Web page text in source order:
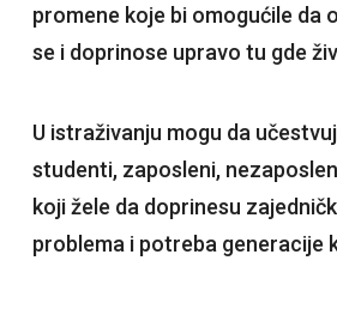
promene koje bi omogućile da
se i doprinosе upravo tu gde
U istraživanju mogu da
studenti, zaposleni,
koji žele da doprinesu
problema i potreba generacije